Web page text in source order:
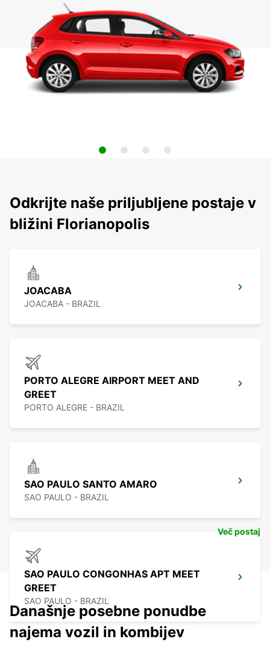
Odkrijte naše priljubljene postaje v
bližini Florianopolis
JOACABA
JOACABA - BRAZIL
PORTO ALEGRE AIRPORT MEET AND
GREET
PORTO ALEGRE - BRAZIL
SAO PAULO SANTO AMARO
SAO PAULO - BRAZIL
SAO PAULO CONGONHAS APT MEET
GREET
SAO PAULO - BRAZIL
Več postaj
Današnje posebne ponudbe
najema vozil in kombijev